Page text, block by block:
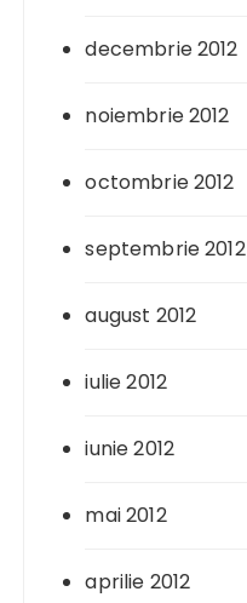
decembrie 2012
noiembrie 2012
octombrie 2012
septembrie 2012
august 2012
iulie 2012
iunie 2012
mai 2012
aprilie 2012